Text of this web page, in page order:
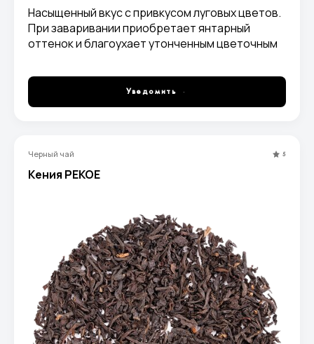
Насыщенный вкус с привкусом луговых цветов.
При заваривании приобретает янтарный
оттенок и благоухает утонченным цветочным
Уведомить
Черный чай 5
Кения PEKOE